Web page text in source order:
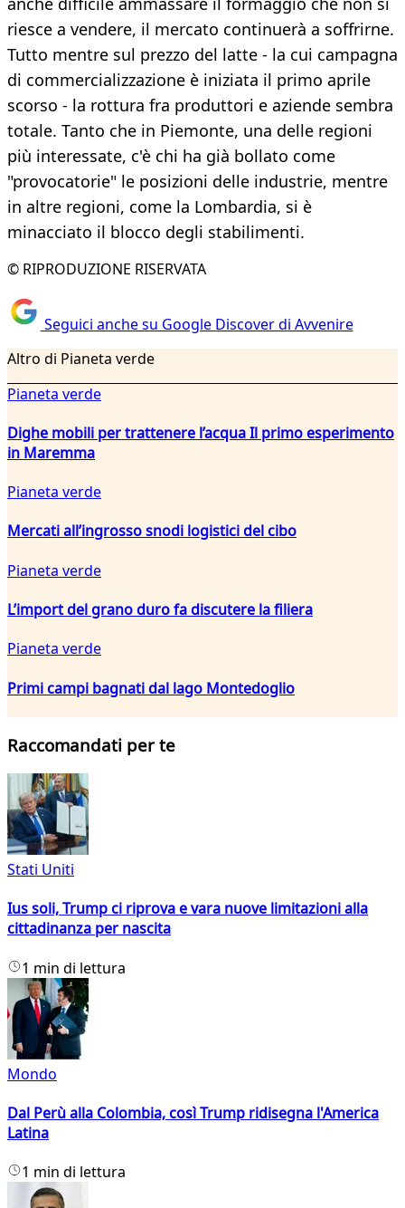
riesce a vendere, il mercato continuerà a soffrirne.
Tutto mentre sul prezzo del latte - la cui campagna
di commercializzazione è iniziata il primo aprile
scorso - la rottura fra produttori e aziende sembra
totale. Tanto che in Piemonte, una delle regioni
più interessate, c'è chi ha già bollato come
"provocatorie" le posizioni delle industrie, mentre
in altre regioni, come la Lombardia, si è
minacciato il blocco degli stabilimenti.
© RIPRODUZIONE RISERVATA
Seguici anche su Google Discover di Avvenire
Altro di Pianeta verde
Pianeta verde
Dighe mobili per trattenere l’acqua Il primo esperimento
in Maremma
Pianeta verde
Mercati all’ingrosso snodi logistici del cibo
Pianeta verde
L’import del grano duro fa discutere la filiera
Pianeta verde
Primi campi bagnati dal lago Montedoglio
Raccomandati per te
Stati Uniti
Ius soli, Trump ci riprova e vara nuove limitazioni alla
cittadinanza per nascita
1 min di lettura
Mondo
Dal Perù alla Colombia, così Trump ridisegna l'America
Latina
1 min di lettura